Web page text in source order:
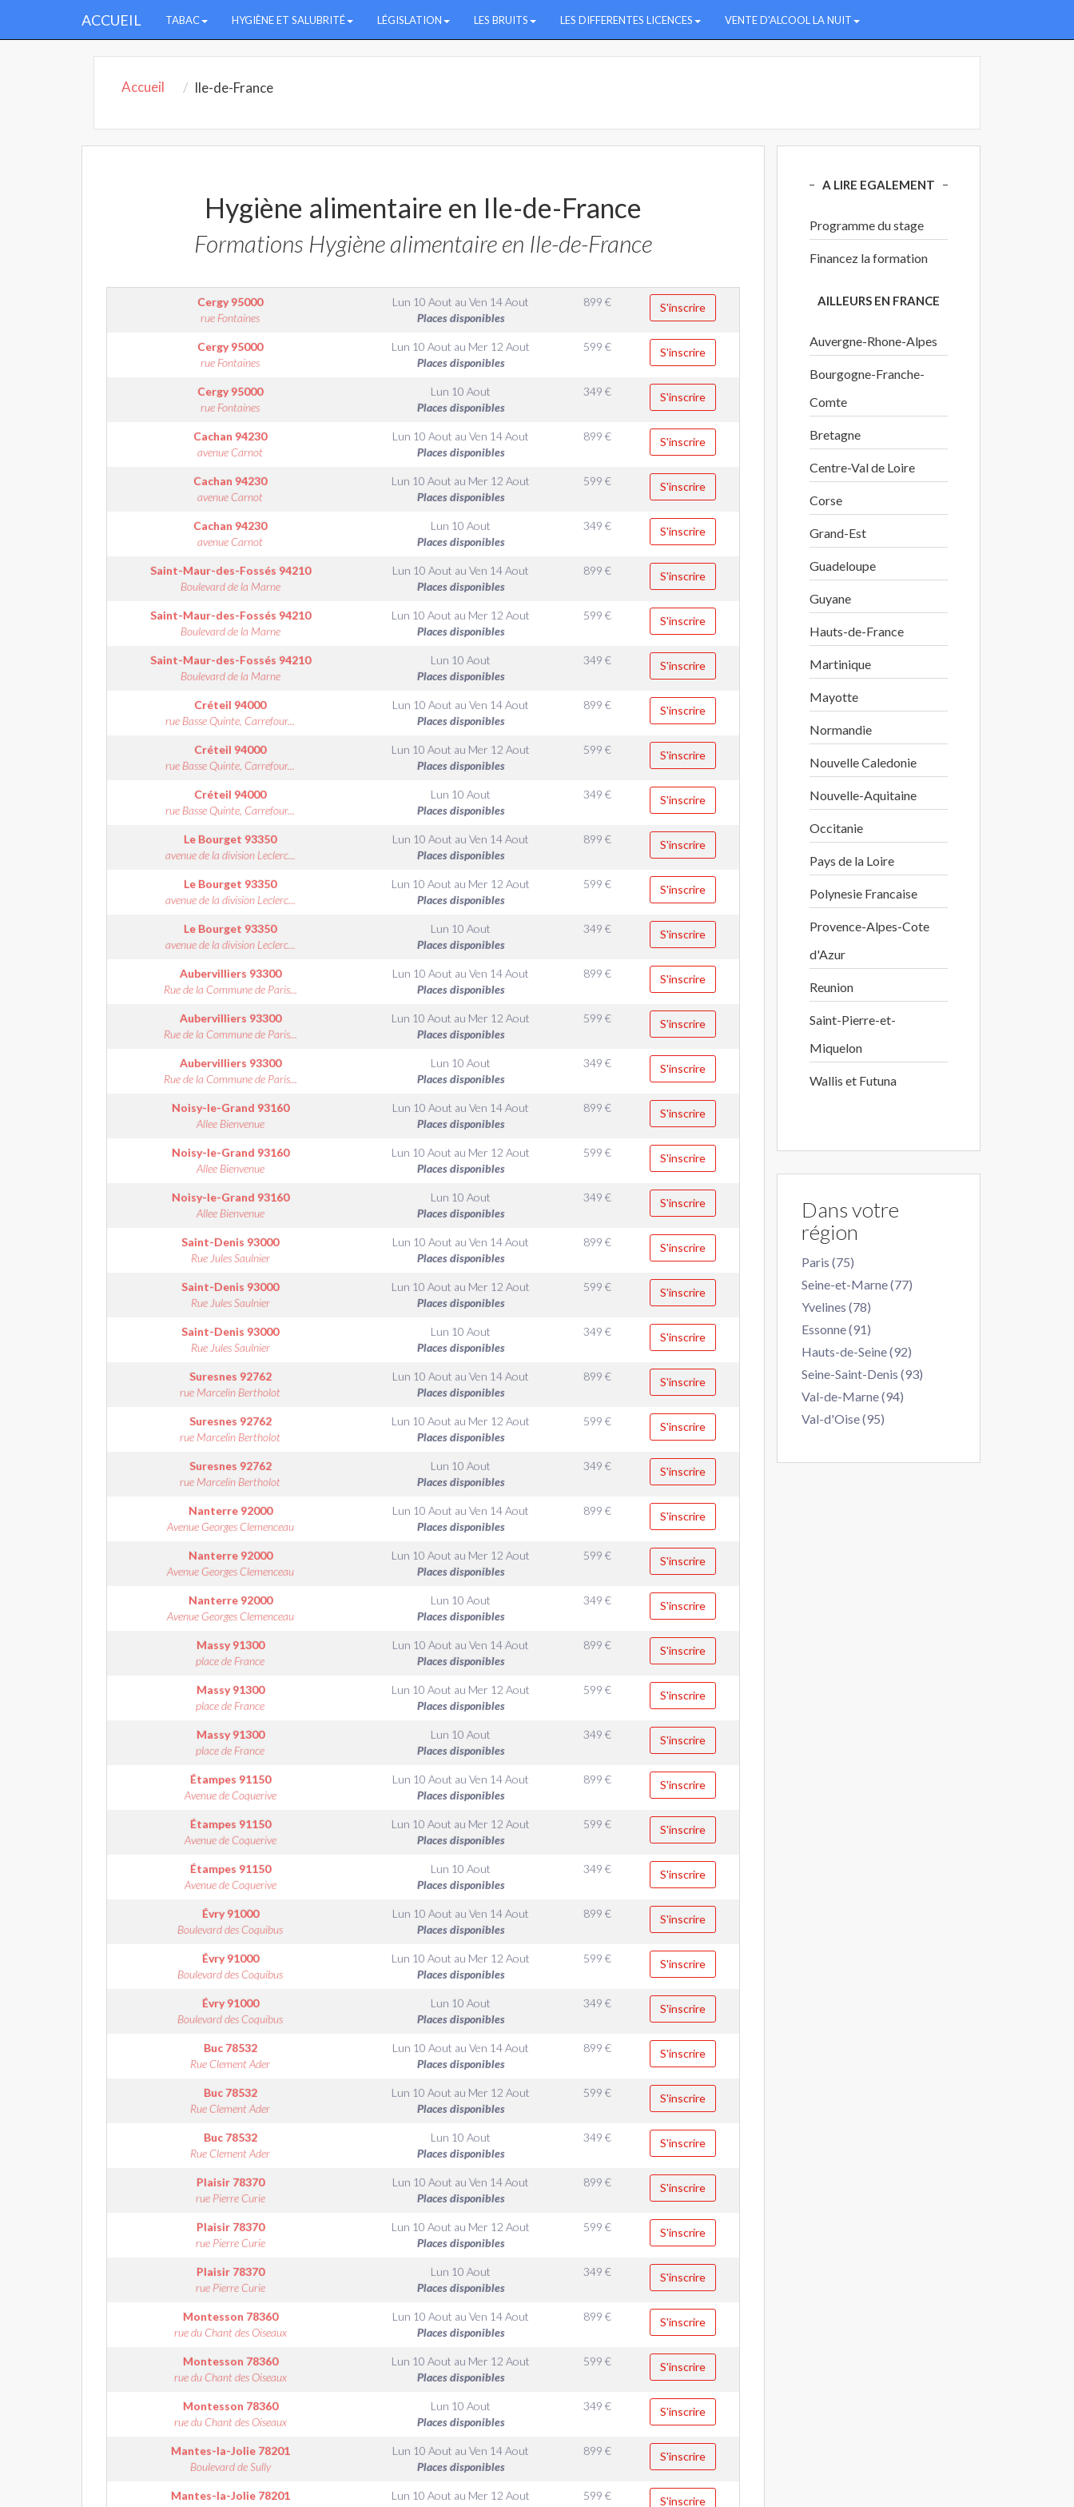
ACCUEIL TABAC HYGIÈNE ET SALUBRITÉ LÉGISLATION LES BRUITS LES DIFFERENTES LICENCES VENTE D'ALCOOL LA NUIT
Accueil Ile-de-France
Hygiène alimentaire en Ile-de-France
Formations Hygiène alimentaire en Ile-de-France
Cergy95000
rue Fontaines
Lun 10 Aout au Ven 14 Aout
Places disponibles
899 € S'inscrire
Cergy95000
rue Fontaines
Lun 10 Aout au Mer 12 Aout
Places disponibles
599 € S'inscrire
Cergy95000
rue Fontaines
Lun 10 Aout
Places disponibles
349 € S'inscrire
Cachan 94230
avenue Carnot
Lun 10 Aout au Ven 14 Aout
Places disponibles
899 € S'inscrire
Cachan 94230
avenue Carnot
Lun 10 Aout au Mer 12 Aout
Places disponibles
599 € S'inscrire
Cachan 94230
avenue Carnot
Lun 10 Aout
Places disponibles
349 € S'inscrire
Saint-Maur-des-Fossés 94210
Boulevard de la Marne
Lun 10 Aout au Ven 14 Aout
Places disponibles
899 € S'inscrire
Saint-Maur-des-Fossés 94210
Boulevard de la Marne
Lun 10 Aout au Mer 12 Aout
Places disponibles
599 € S'inscrire
Saint-Maur-des-Fossés 94210
Boulevard de la Marne
Lun 10 Aout
Places disponibles
349 € S'inscrire
Créteil 94000
rue Basse Quinte, Carrefour...
Lun 10 Aout au Ven 14 Aout
Places disponibles
899 € S'inscrire
Créteil 94000
rue Basse Quinte, Carrefour...
Lun 10 Aout au Mer 12 Aout
Places disponibles
599 € S'inscrire
Créteil 94000
rue Basse Quinte, Carrefour...
Lun 10 Aout
Places disponibles
349 € S'inscrire
Le Bourget 93350
avenue de la division Leclerc...
Lun 10 Aout au Ven 14 Aout
Places disponibles
899 € S'inscrire
Le Bourget 93350
avenue de la division Leclerc...
Lun 10 Aout au Mer 12 Aout
Places disponibles
599 € S'inscrire
Le Bourget 93350
avenue de la division Leclerc...
Lun 10 Aout
Places disponibles
349 € S'inscrire
Aubervilliers 93300
Rue de la Commune de Paris...
Lun 10 Aout au Ven 14 Aout
Places disponibles
899 € S'inscrire
Aubervilliers 93300
Rue de la Commune de Paris...
Lun 10 Aout au Mer 12 Aout
Places disponibles
599 € S'inscrire
Aubervilliers 93300
Rue de la Commune de Paris...
Lun 10 Aout
Places disponibles
349 € S'inscrire
Noisy-le-Grand 93160
Allee Bienvenue
Lun 10 Aout au Ven 14 Aout
Places disponibles
899 € S'inscrire
Noisy-le-Grand 93160
Allee Bienvenue
Lun 10 Aout au Mer 12 Aout
Places disponibles
599 € S'inscrire
Noisy-le-Grand 93160
Allee Bienvenue
Lun 10 Aout
Places disponibles
349 € S'inscrire
Saint-Denis 93000
Rue Jules Saulnier
Lun 10 Aout au Ven 14 Aout
Places disponibles
899 € S'inscrire
Saint-Denis 93000
Rue Jules Saulnier
Lun 10 Aout au Mer 12 Aout
Places disponibles
599 € S'inscrire
Saint-Denis 93000
Rue Jules Saulnier
Lun 10 Aout
Places disponibles
349 € S'inscrire
Suresnes 92762
rue Marcelin Bertholot
Lun 10 Aout au Ven 14 Aout
Places disponibles
899 € S'inscrire
Suresnes 92762
rue Marcelin Bertholot
Lun 10 Aout au Mer 12 Aout
Places disponibles
599 € S'inscrire
Suresnes 92762
rue Marcelin Bertholot
Lun 10 Aout
Places disponibles
349 € S'inscrire
Nanterre 92000
Avenue Georges Clemenceau
Lun 10 Aout au Ven 14 Aout
Places disponibles
899 € S'inscrire
Nanterre 92000
Avenue Georges Clemenceau
Lun 10 Aout au Mer 12 Aout
Places disponibles
599 € S'inscrire
Nanterre 92000
Avenue Georges Clemenceau
Lun 10 Aout
Places disponibles
349 € S'inscrire
Massy91300
place de France
Lun 10 Aout au Ven 14 Aout
Places disponibles
899 € S'inscrire
Massy91300
place de France
Lun 10 Aout au Mer 12 Aout
Places disponibles
599 € S'inscrire
Massy91300
place de France
Lun 10 Aout
Places disponibles
349 € S'inscrire
Étampes 91150
Avenue de Coquerive
Lun 10 Aout au Ven 14 Aout
Places disponibles
899 € S'inscrire
Étampes 91150
Avenue de Coquerive
Lun 10 Aout au Mer 12 Aout
Places disponibles
599 € S'inscrire
Étampes 91150
Avenue de Coquerive
Lun 10 Aout
Places disponibles
349 € S'inscrire
Évry91000
Boulevard des Coquibus
Lun 10 Aout au Ven 14 Aout
Places disponibles
899 € S'inscrire
Évry91000
Boulevard des Coquibus
Lun 10 Aout au Mer 12 Aout
Places disponibles
599 € S'inscrire
Évry91000
Boulevard des Coquibus
Lun 10 Aout
Places disponibles
349 € S'inscrire
Buc 78532
Rue Clement Ader
Lun 10 Aout au Ven 14 Aout
Places disponibles
899 € S'inscrire
Buc 78532
Rue Clement Ader
Lun 10 Aout au Mer 12 Aout
Places disponibles
599 € S'inscrire
Buc 78532
Rue Clement Ader
Lun 10 Aout
Places disponibles
349 € S'inscrire
Plaisir 78370
rue Pierre Curie
Lun 10 Aout au Ven 14 Aout
Places disponibles
899 € S'inscrire
Plaisir 78370
rue Pierre Curie
Lun 10 Aout au Mer 12 Aout
Places disponibles
599 € S'inscrire
Plaisir 78370
rue Pierre Curie
Lun 10 Aout
Places disponibles
349 € S'inscrire
Montesson 78360
rue du Chant des Oiseaux
Lun 10 Aout au Ven 14 Aout
Places disponibles
899 € S'inscrire
Montesson 78360
rue du Chant des Oiseaux
Lun 10 Aout au Mer 12 Aout
Places disponibles
599 € S'inscrire
Montesson 78360
rue du Chant des Oiseaux
Lun 10 Aout
Places disponibles
349 € S'inscrire
Mantes-la-Jolie 78201
Boulevard de Sully
Lun 10 Aout au Ven 14 Aout
Places disponibles
899 € S'inscrire
Mantes-la-Jolie 78201
Lun 10 Aout au Mer 12 Aout
599 € S'inscrire
A LIRE EGALEMENT
Programme du stage
Financez la formation
AILLEURS EN FRANCE
Auvergne-Rhone-Alpes
Bourgogne-Franche-
Comte
Bretagne
Centre-Val de Loire
Corse
Grand-Est
Guadeloupe
Guyane
Hauts-de-France
Martinique
Mayotte
Normandie
Nouvelle Caledonie
Nouvelle-Aquitaine
Occitanie
Pays de la Loire
Polynesie Francaise
Provence-Alpes-Cote
d'Azur
Reunion
Saint-Pierre-et-
Miquelon
Wallis et Futuna
Dans votre
région
Paris (75)
Seine-et-Marne (77)
Yvelines (78)
Essonne (91)
Hauts-de-Seine (92)
Seine-Saint-Denis (93)
Val-de-Marne (94)
Val-d'Oise (95)